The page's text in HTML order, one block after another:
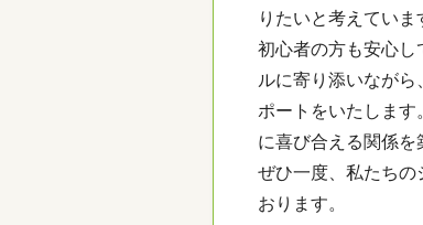
りたいと考えていま
初心者の方も安心
ルに寄り添いなが
ポートをいたしま
に喜び合える関係を
ぜひ一度、私たち
おります。